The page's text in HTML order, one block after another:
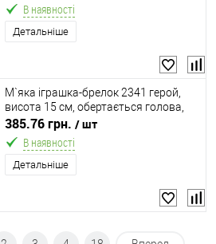
В наявності
Детальніше
М`яка іграшка-брелок 2341 герой,
висота 15 см, обертається голова,
рухомі кінцівки, металеве кільце,
знімний одяг, в коробці, ВИДАЄТЬСЯ
ТІЛЬКИ М
385.76 грн. / шт
В наявності
Детальніше